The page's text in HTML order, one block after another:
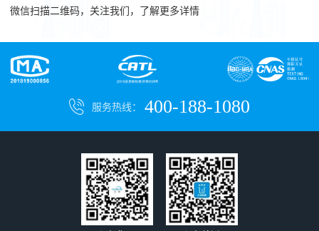
微信扫描二维码，关注我们，了解更多详情
服务热线： 400-188-1080